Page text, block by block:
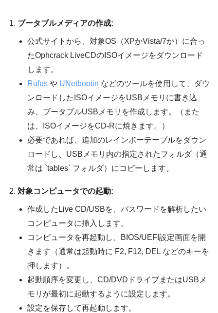
ブータブルメディアの作成:
公式サイトから、対象OS（XPかVista/7か）に合っ
たOphcrack LiveCDのISOイメージをダウンロード
します。
Rufus や UNetbootin などのツールを使用して、ダウ
ンロードしたISOイメージをUSBメモリに書き込
み、ブータブルUSBメモリを作成します。（また
は、ISOイメージをCD-Rに焼きます。）
必要であれば、追加のレインボーテーブルをダウン
ロードし、USBメモリ内の指定されたフォルダ（通
常は `tables` フォルダ）にコピーします。
対象コンピュータでの起動:
作成したLive CD/USBを、パスワードを解析したい
コンピュータに挿入します。
コンピュータを再起動し、BIOS/UEFI設定画面を開
きます（通常は起動時に F2, F12, DEL などのキーを
押します）。
起動順序を変更し、CD/DVDドライブまたはUSBメ
モリが最初に起動するように設定します。
設定を保存して再起動します。